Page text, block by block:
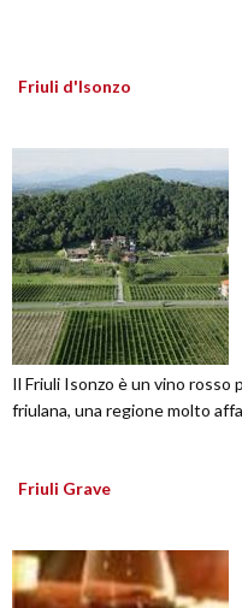
Friuli d'Isonzo
Il Friuli Isonzo è un vino rosso
friulana, una regione molto
Friuli Grave